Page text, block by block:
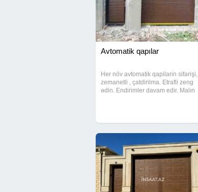
Avtomatik qapılar
Her növ avtomatik qapilarin sifarişi,
zemanetli , çatdirilma. Etrafli zeng
ədin. Endirimler davam edir. Malın